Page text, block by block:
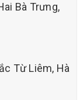
Bà Trưng,
Từ Liêm, Hà